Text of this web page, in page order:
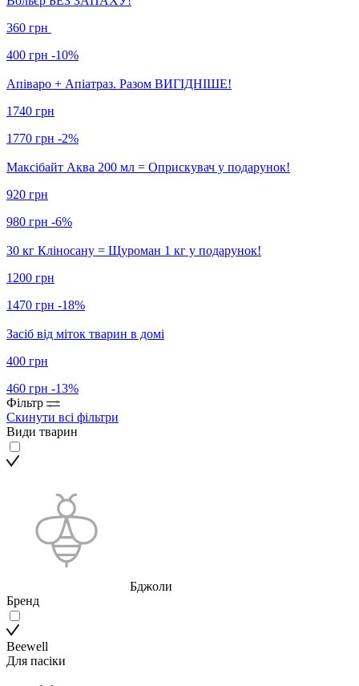
360 грн
400 грн -10%
Апіваро + Апіатраз. Разом ВИГІДНІШЕ!
1740 грн
1770 грн -2%
Максібайт Аква 200 мл = Оприскувач у подарунок!
920 грн
980 грн -6%
30 кг Кліносану = Щуроман 1 кг у подарунок!
1200 грн
1470 грн -18%
Засіб від міток тварин в домі
400 грн
460 грн -13%
Фільтр
Скинути всі фільтри
Види тварин
Бджоли
Бренд
Beewell
Для пасіки